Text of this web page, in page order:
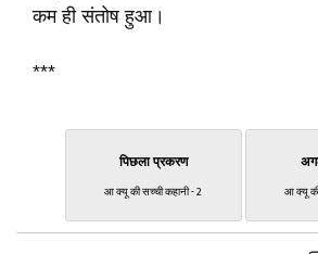
कम ही संतोष हुआ।
***
पिछला प्रकरण
आ क्यू की सच्ची कहानी - 2 आ क्यू